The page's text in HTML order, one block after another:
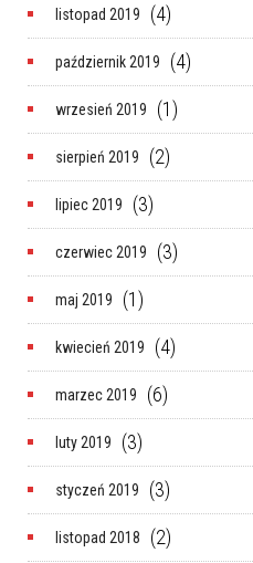
listopad 2019 (4)
październik 2019 (4)
wrzesień 2019 (1)
sierpień 2019 (2)
lipiec 2019 (3)
czerwiec 2019 (3)
maj 2019 (1)
kwiecień 2019 (4)
marzec 2019 (6)
luty 2019 (3)
styczeń 2019 (3)
listopad 2018 (2)